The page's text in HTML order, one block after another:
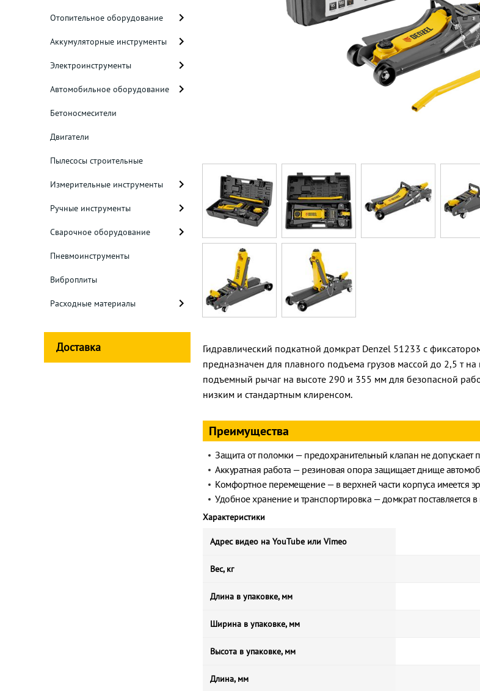
Отопительное оборудование
Аккумуляторные инструменты
Электроинструменты
Автомобильное оборудование
Бетоносмесители
Двигатели
Пылесосы строительные
Измерительные инструменты
Ручные инструменты
Сварочное оборудование
Пневмоинструменты
Виброплиты
Расходные материалы
Доставка
Гидравлический подкатной домкрат Denzel 51233 с
предназначен для плавного подъема грузов массой до 2,5 т
подъемный рычаг на высоте 290 и 355 мм для безопасной
низким и стандартным клиренсом.
Преимущества
Защита от поломки — предохранительный клапан не допускает
Аккуратная работа — резиновая опора защищает днище
Комфортное перемещение — в верхней части корпуса имеется
Удобное хранение и транспортировка — домкрат поставляется
Характеристики
Адрес видео на YouTube или Vimeo
Вес, кг
Длина в упаковке, мм
Ширина в упаковке, мм
Высота в упаковке, мм
Длина, мм